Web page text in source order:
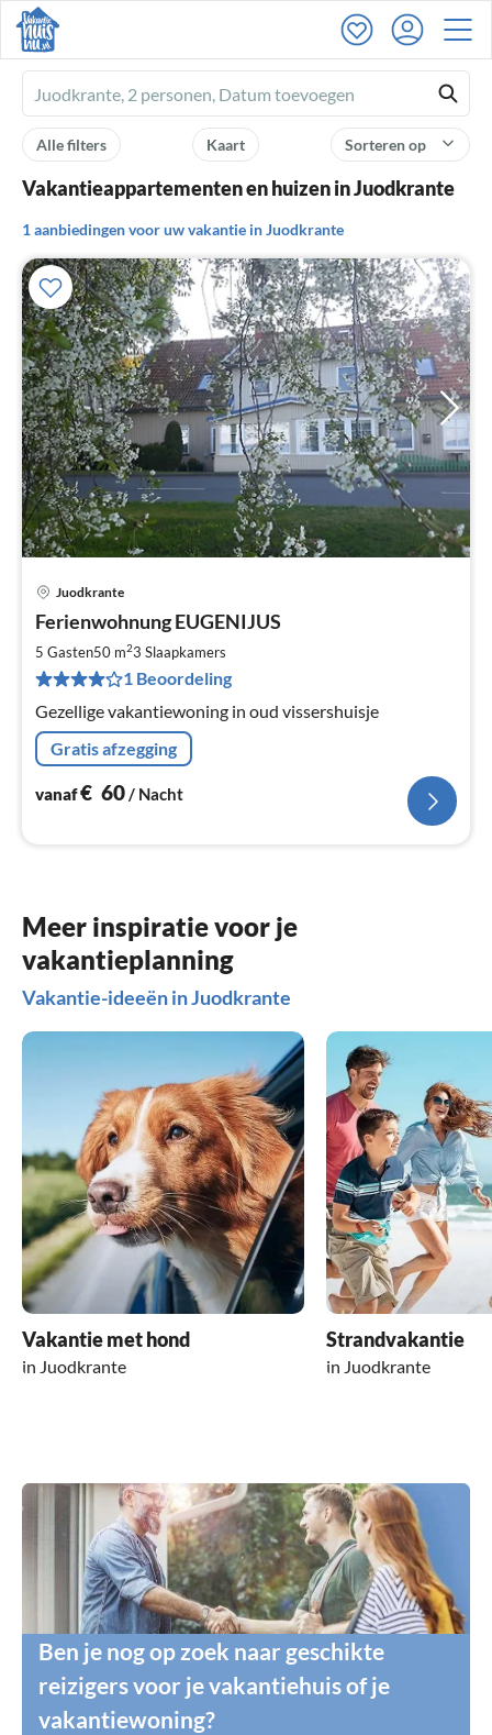
Ferienhausmiete
logo
Sorteren op
Kaart
Alle filters
Vakantieappartementen en huizen in Juodkrante
1 aanbiedingen voor uw vakantie in Juodkrante
Juodkrante
Ferienwohnung EUGENIJUS
5 Gasten50 m23 Slaapkamers
1 Beoordeling
Gezellige vakantiewoning in oud vissershuisje
Gratis afzegging
vanaf€ 60/ Nacht
Meer inspiratie voor je
vakantieplanning
Vakantie-ideeën in Juodkrante
Vakantie met hond
in Juodkrante
Strandvakantie
in Juodkrante
Ben je nog op zoek naar geschikte
reizigers voor je vakantiehuis of je
vakantiewoning?